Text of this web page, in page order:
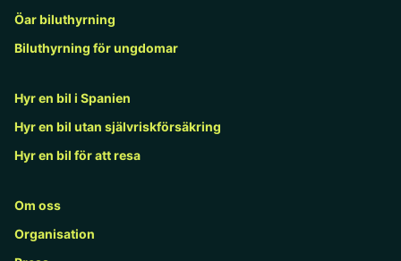
Öar biluthyrning
Biluthyrning för ungdomar
Hyr en bil i Spanien
Hyr en bil utan självriskförsäkring
Hyr en bil för att resa
Om oss
Organisation